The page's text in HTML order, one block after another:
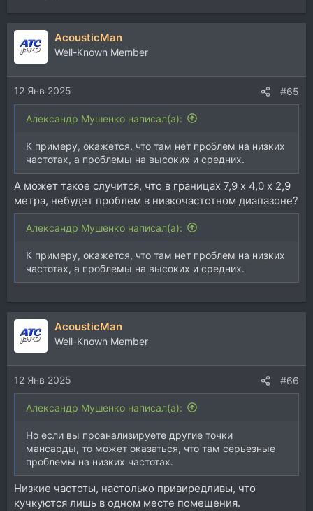
AcousticMan
Well-Known Member
12 Янв 2025 #65
Александр Мушенко написал(а):
К примеру, окажется, что там нет проблем на низких
частотах, а проблемы на высоких и средних.
А может такое случится, что в границах 7,9 х 4,0 х 2,9
метра, небудет проблем в низкочастотном диапазоне?
Александр Мушенко написал(а):
К примеру, окажется, что там нет проблем на низких
частотах, а проблемы на высоких и средних.
AcousticMan
Well-Known Member
12 Янв 2025 #66
Александр Мушенко написал(а):
Но если вы проанализируете другие точки
мансарды, то может оказаться, что там серьезные
проблемы на низких частотах.
Низкие частоты, настолько привиредливы, что
кучкуются лишь в одном месте помещения.